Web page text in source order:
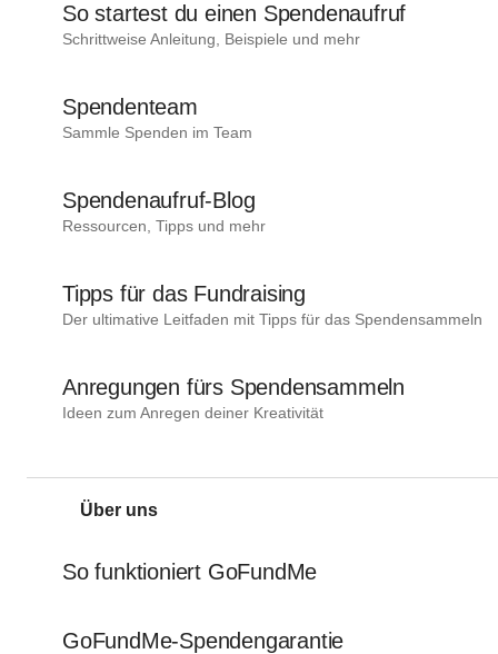
So startest du einen Spendenaufruf
Schrittweise Anleitung, Beispiele und mehr
Spendenteam
Sammle Spenden im Team
Spendenaufruf-Blog
Ressourcen, Tipps und mehr
Tipps für das Fundraising
Der ultimative Leitfaden mit Tipps für das Spendensammeln
Anregungen fürs Spendensammeln
Ideen zum Anregen deiner Kreativität
Über uns
So funktioniert GoFundMe
GoFundMe-Spendengarantie